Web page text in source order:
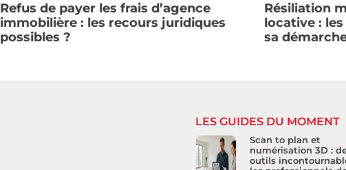
Refus de payer les frais d’agence
immobilière : les recours juridiques
possibles ?
Résiliation
locative :
sa
LES GUIDES DU MOMENT
Scan to plan et
numérisation 3D :
outils